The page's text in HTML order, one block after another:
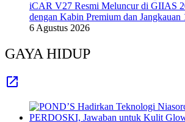
iCAR V27 Resmi Meluncur di GIIAS
dengan Kabin Premium dan Jangkauan
6 Agustus 2026
GAYA HIDUP